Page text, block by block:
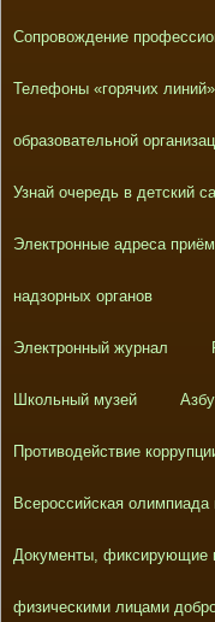
Сопровождение
Телефоны «горячих
образовательной
Узнай очередь в детский
Электронные адреса
надзорных органов
Электронный журнал
Школьный музей
Противодействие
Всероссийская олимпиада
Документы, фиксирующие
физическими лицами